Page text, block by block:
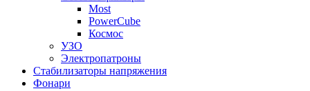
Most
PowerCube
Космос
УЗО
Электропатроны
Стабилизаторы напряжения
Фонари